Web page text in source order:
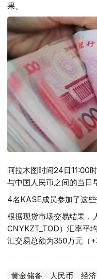
果。
阿拉木图时间24日11:00
与中国人民币之间的当日
4名KASE成员参加了这些
根据现货市场交易结果，
CNYKZT_TOD）汇率平
汇交易总额为350万元（
黄金储备 人民币 经济